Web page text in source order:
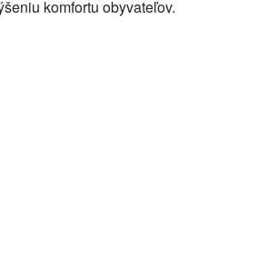
komfortu obyvateľov.